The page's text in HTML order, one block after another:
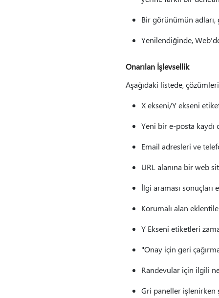
Bir görünümün adları,
Yenilendiğinde,
Onarılan İşlevsellik
Aşağıdaki listede,
X ekseni/Y ekseni
Yeni bir e-posta
Email adresleri ve
URL alanına bir web
İlgi araması
Korumalı alan
Y Ekseni etiketleri
"Onay için geri
Randevular için ilgili
Gri paneller işlenirken